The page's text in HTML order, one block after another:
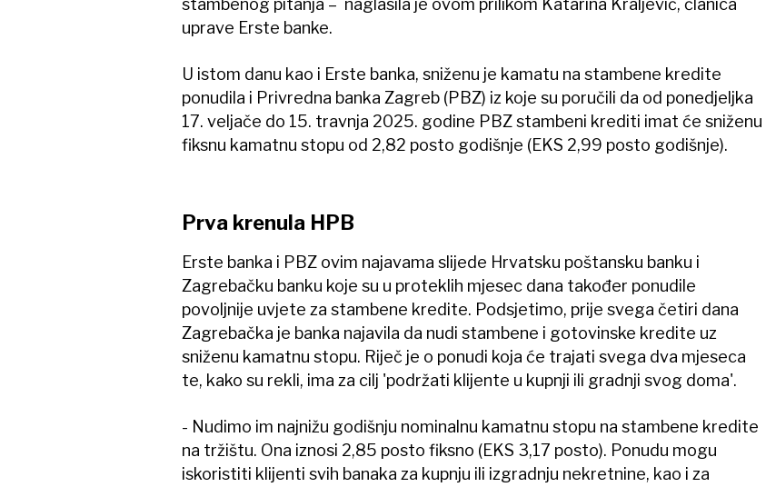
stambenog pitanja – naglasila je ovom prilikom Katarina Kraljević, članica
uprave Erste banke.
U istom danu kao i Erste banka, sniženu je kamatu na stambene kredite
ponudila i Privredna banka Zagreb (PBZ) iz koje su poručili da od ponedjeljka
17. veljače do 15. travnja 2025. godine PBZ stambeni krediti imat će sniženu
fiksnu kamatnu stopu od 2,82 posto godišnje (EKS 2,99 posto godišnje).
Prva krenula HPB
Erste banka i PBZ ovim najavama slijede Hrvatsku poštansku banku i
Zagrebačku banku koje su u proteklih mjesec dana također ponudile
povoljnije uvjete za stambene kredite. Podsjetimo, prije svega četiri dana
Zagrebačka je banka najavila da nudi stambene i gotovinske kredite uz
sniženu kamatnu stopu. Riječ je o ponudi koja će trajati svega dva mjeseca
te, kako su rekli, ima za cilj 'podržati klijente u kupnji ili gradnji svog doma'.
- Nudimo im najnižu godišnju nominalnu kamatnu stopu na stambene kredite
na tržištu. Ona iznosi 2,85 posto fiksno (EKS 3,17 posto). Ponudu mogu
iskoristiti klijenti svih banaka za kupnju ili izgradnju nekretnine, kao i za